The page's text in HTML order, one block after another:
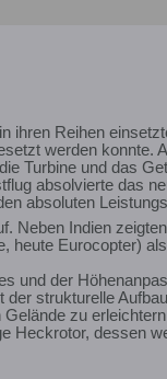
ihren Reihen
werden konnte.
Turbine und das
absolvierte das
absoluten
Neben Indien
heute Eurocopter)
und der
strukturelle
zu
Heckrotor, dessen